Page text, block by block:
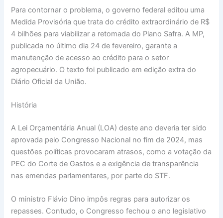
Para contornar o problema, o governo federal editou uma
Medida Provisória que trata do crédito extraordinário de R$
4 bilhões para viabilizar a retomada do Plano Safra. A MP,
publicada no último dia 24 de fevereiro, garante a
manutenção de acesso ao crédito para o setor
agropecuário. O texto foi publicado em edição extra do
Diário Oficial da União.
História
A Lei Orçamentária Anual (LOA) deste ano deveria ter sido
aprovada pelo Congresso Nacional no fim de 2024, mas
questões políticas provocaram atrasos, como a votação da
PEC do Corte de Gastos e a exigência de transparência
nas emendas parlamentares, por parte do STF.
O ministro Flávio Dino impôs regras para autorizar os
repasses. Contudo, o Congresso fechou o ano legislativo